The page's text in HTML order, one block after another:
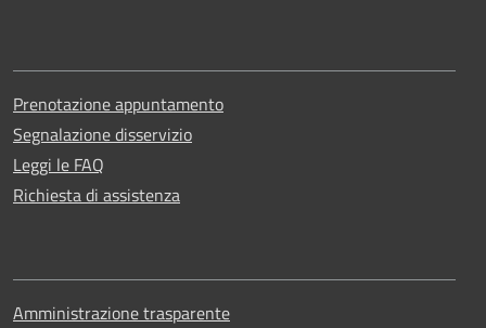
Prenotazione appuntamento
Segnalazione disservizio
Leggi le FAQ
Richiesta di assistenza
Amministrazione trasparente